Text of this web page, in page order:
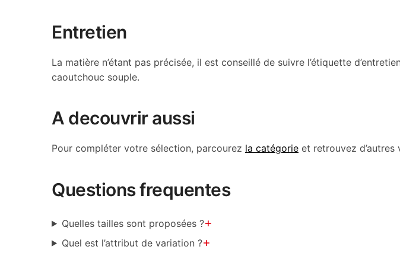
Entretien
La matière n’étant pas précisée, il est conseillé de suivre l’étiquette
caoutchouc souple.
A decouvrir aussi
Pour compléter votre sélection, parcourez la catégorie et retrouvez d’autres
Questions frequentes
Quelles tailles sont proposées ?+
Quel est l’attribut de variation ?+